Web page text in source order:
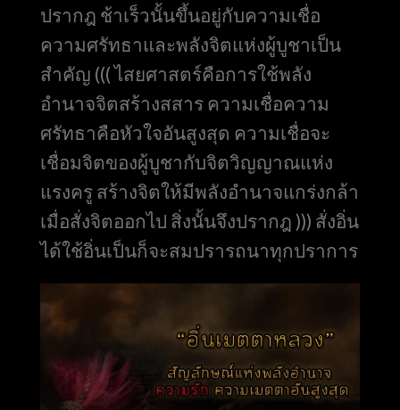
ปรากฎ ช้าเร็วนั้นขึ้นอยู่กับความเชื่อ
ความศรัทธาและพลังจิตแห่งผู้บูชาเป็น
สำคัญ ((( ไสยศาสตร์คือการใช้พลัง
อำนาจจิตสร้างสสาร ความเชื่อความ
ศรัทธาคือหัวใจอันสูงสุด ความเชื่อจะ
เชื่อมจิตของผู้บูชากับจิตวิญญาณแห่ง
แรงครู สร้างจิตให้มีพลังอำนาจแกร่งกล้า
เมื่อสั่งจิตออกไป สิ่งนั้นจึงปรากฎ ))) สั่งอิ่น
ได้ใช้อิ่นเป็นก็จะสมปรารถนาทุกปราการ